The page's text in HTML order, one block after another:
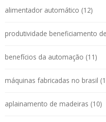
alimentador automático (12)
produtividade beneficiamento
benefícios da automação (11)
máquinas fabricadas no brasil
aplainamento de madeiras (10)